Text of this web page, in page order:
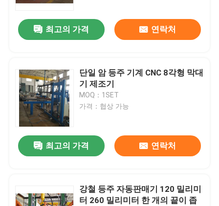
제품
회사 소개
공장 견학
문의하기
최고의 가격 연락처
단일 암 등주 기계 CNC 8각형 막대
기 제조기
MOQ：1SET
가격：협상 가능
최고의 가격 연락처
강철 등주 자동판매기 120 밀리미
터 260 밀리미터 한 개의 끝이 좁